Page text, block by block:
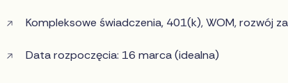
Kompleksowe świadczenia, 401(k), WOM, rozwój
Data rozpoczęcia: 16 marca (idealna)